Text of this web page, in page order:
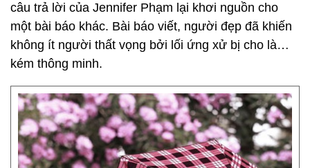
câu trả lời của Jennifer Phạm lại khơi nguồn cho
một bài báo khác. Bài báo viết, người đẹp đã khiến
không ít người thất vọng bởi lối ứng xử bị cho là…
kém thông minh.